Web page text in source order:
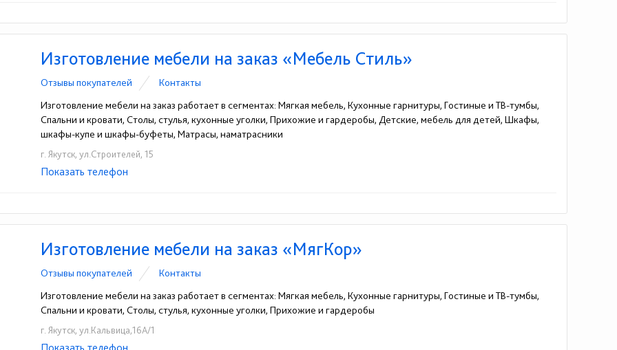
Изготовление мебели на заказ «Мебель Стиль»
Отзывы покупателей
Контакты
Изготовление мебели на заказ работает в сегментах: Мягкая мебель, Кухонные гарнитуры, Гостиные и ТВ-тумбы,
Спальни и кровати, Столы, стулья, кухонные уголки, Прихожие и гардеробы, Детские, мебель для детей, Шкафы,
шкафы-купе и шкафы-буфеты, Матрасы, наматрасники
г. Якутск, ул.Строителей, 15
☎+7(4112)43-90-51
Показать телефон
Изготовление мебели на заказ «МягКор»
Отзывы покупателей
Контакты
Изготовление мебели на заказ работает в сегментах: Мягкая мебель, Кухонные гарнитуры, Гостиные и ТВ-тумбы,
Спальни и кровати, Столы, стулья, кухонные уголки, Прихожие и гардеробы
г. Якутск, ул.Кальвица,16А/1